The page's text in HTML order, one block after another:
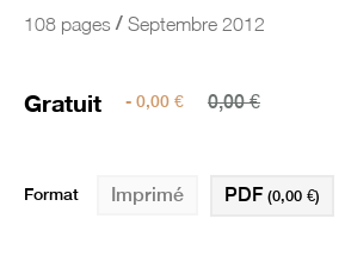
108 pages / Septembre 2012
Gratuit - 0,00 € 0,00 €
Format Imprimé PDF (0,00 €)